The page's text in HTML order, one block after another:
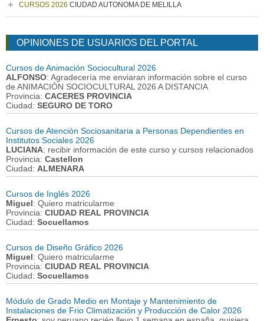
CURSOS 2026 CIUDAD AUTONOMA DE MELILLA
OPINIONES DE USUARIOS DEL PORTAL
Cursos de Animación Sociocultural 2026
ALFONSO: Agradecería me enviaran información sobre el curso
de ANIMACIÓN SOCIOCULTURAL 2026 A DISTANCIA
Provincia: CACERES PROVINCIA
Ciudad: SEGURO DE TORO
Cursos de Atención Sociosanitaria a Personas Dependientes en
Institutos Sociales 2026
LUCIANA: recibir información de este curso y cursos relacionados
Provincia: Castellon
Ciudad: ALMENARA
Cursos de Inglés 2026
Miguel: Quiero matricularme
Provincia: CIUDAD REAL PROVINCIA
Ciudad: Socuellamos
Cursos de Diseño Gráfico 2026
Miguel: Quiero matricularme
Provincia: CIUDAD REAL PROVINCIA
Ciudad: Socuellamos
Módulo de Grado Medio en Montaje y Mantenimiento de
Instalaciones de Frio Climatización y Producción de Calor 2026